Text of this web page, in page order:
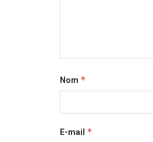
Nom *
E-mail *